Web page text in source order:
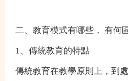
二、教育模式有哪些， 有何
1、傳統教育的特點
傳統教育在教學原則上，到